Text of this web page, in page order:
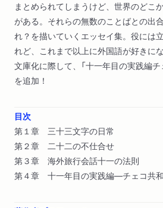
まとめられてしまうけど、世界のどこ
がある。それらの無数のことばとの出
れ？を描いていくエッセイ集。役には
れど、これまで以上に外国語が好きに
文庫化に際して、「十一年目の実践編チ
を追加！
目次
第１章 三十三文字の日常
第２章 二十二の不仕合せ
第３章 海外旅行会話十一の法則
第４章 十一年目の実践編―チェコ共